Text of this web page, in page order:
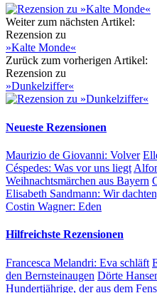
Weiter zum nächsten Artikel:
Rezension zu
»Kalte Monde«
Zurück zum vorherigen Artikel:
Rezension zu
»Dunkelziffer«
Neueste Rezensionen
Maurizio de Giovanni: Volver
Céspedes: Was vor uns liegt
Weihnachtsmärchen aus Bayern
Elisabeth Sandmann: Wir
Costin Wagner: Eden
Hilfreichste Rezensionen
Francesca Melandri: Eva schläft
den Bernsteinaugen Dörte
Hundertjährige, der aus dem